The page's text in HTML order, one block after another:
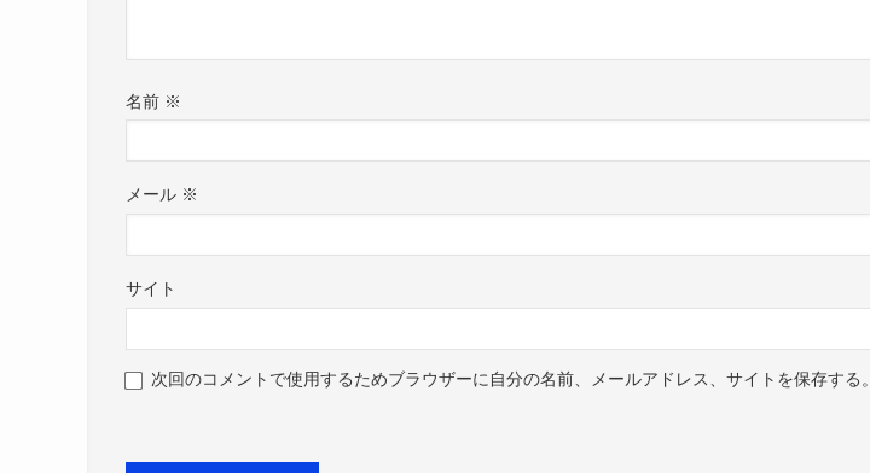
名前 ※
メール ※
サイト
次回のコメントで使用するためブラウザーに自分の名前、メールアドレス、サイトを保存する。